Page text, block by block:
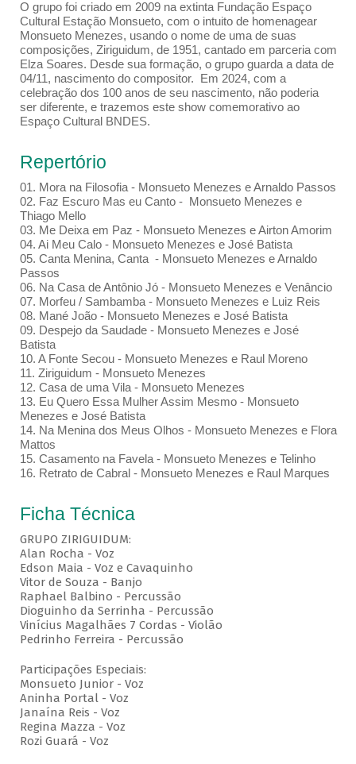
O grupo foi criado em 2009 na extinta Fundação Espaço
Cultural Estação Monsueto, com o intuito de homenagear
Monsueto Menezes, usando o nome de uma de suas
composições, Ziriguidum, de 1951, cantado em parceria com
Elza Soares. Desde sua formação, o grupo guarda a data de
04/11, nascimento do compositor. Em 2024, com a
celebração dos 100 anos de seu nascimento, não poderia
ser diferente, e trazemos este show comemorativo ao
Espaço Cultural BNDES.
Repertório
01. Mora na Filosofia - Monsueto Menezes e Arnaldo Passos
02. Faz Escuro Mas eu Canto - Monsueto Menezes e
Thiago Mello
03. Me Deixa em Paz - Monsueto Menezes e Airton Amorim
04. Ai Meu Calo - Monsueto Menezes e José Batista
05. Canta Menina, Canta - Monsueto Menezes e Arnaldo
Passos
06. Na Casa de Antônio Jó - Monsueto Menezes e Venâncio
07. Morfeu / Sambamba - Monsueto Menezes e Luiz Reis
08. Mané João - Monsueto Menezes e José Batista
09. Despejo da Saudade - Monsueto Menezes e José
Batista
10. A Fonte Secou - Monsueto Menezes e Raul Moreno
11. Ziriguidum - Monsueto Menezes
12. Casa de uma Vila - Monsueto Menezes
13. Eu Quero Essa Mulher Assim Mesmo - Monsueto
Menezes e José Batista
14. Na Menina dos Meus Olhos - Monsueto Menezes e Flora
Mattos
15. Casamento na Favela - Monsueto Menezes e Telinho
16. Retrato de Cabral - Monsueto Menezes e Raul Marques
Ficha Técnica
GRUPO ZIRIGUIDUM:
Alan Rocha - Voz
Edson Maia - Voz e Cavaquinho
Vitor de Souza - Banjo
Raphael Balbino - Percussão
Dioguinho da Serrinha - Percussão
Vinícius Magalhães 7 Cordas - Violão
Pedrinho Ferreira - Percussão
Participações Especiais:
Monsueto Junior - Voz
Aninha Portal - Voz
Janaína Reis - Voz
Regina Mazza - Voz
Rozi Guará - Voz